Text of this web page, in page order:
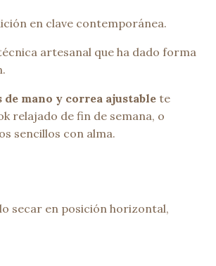
en clave contemporánea.
artesanal que ha dado forma
de mano y correa ajustable te
relajado de fin de semana, o
sencillos con alma.
secar en posición horizontal,